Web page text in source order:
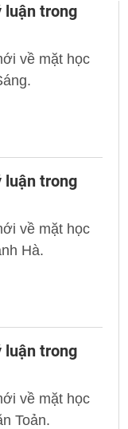
luận trong
về mặt học
luận trong
về mặt học
Hà.
luận trong
về mặt học
Toản.